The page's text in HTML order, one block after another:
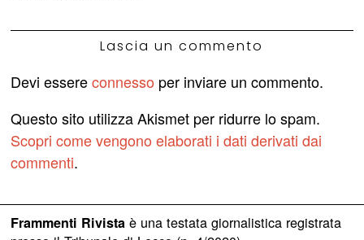
Lascia un commento
Devi essereconnesso per inviare un commento.
Questo sito utilizza Akismet per ridurre lo spam.
Scopri come vengono elaborati i dati derivati dai
commenti.
Frammenti Rivistaè una testata giornalistica registrata